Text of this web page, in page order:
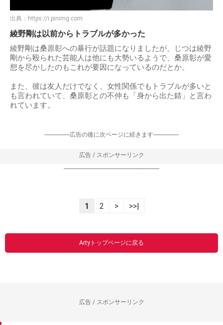
出典： https://i.pinimg.com
綾野剛は以前からトラブルが多かった
綾野剛は桑原彰への暴行が話題になりましたが、じつは綾野
剛から殴られた芸能人は他にも大勢いるようで、桑原彰が愛
想を尽かしたのもこれが要因になっているのだとか。
また、彼は友人だけでなく、女性関係でもトラブルが多いと
も言われていて、桑原彰との不仲も「身から出た錆」と言わ
れています。
-----------------広告の後に次ページに続きます-----------------
広告 / スポンサーリンク
----------------------------------------------------------------
1 2 > >>|
Artyトップページに戻る
広告 / スポンサーリンク